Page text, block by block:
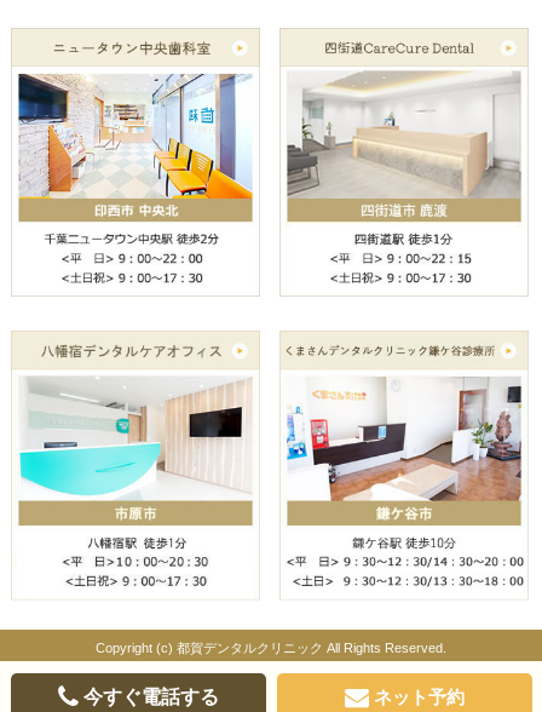
Copyright (c) 都賀デンタルクリニック All Rights Reserved.
今すぐ電話する ネット予約